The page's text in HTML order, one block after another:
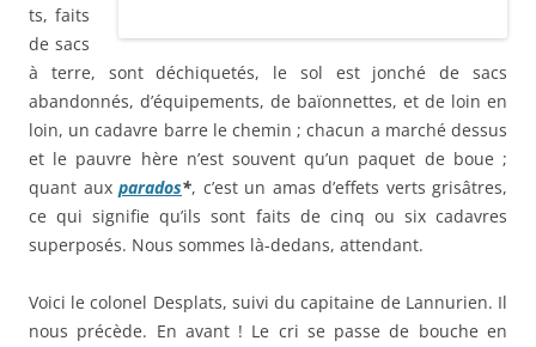
nous précède. En avant ! Le cri se passe de bouche en
bouche. Nous longeons la tranchée de deuxième ligne par
bonds de 25 m.
Je suis Gallois qui suit le capitaine Sénéchal. Celui-ci suit le
colonel et le capitaine de Lannurien. Des moments, nous
sommes obligés de ramper. Le parados était éboulé, la
tranchée fait une courbe et nous pouvons être vus à droite.
Nous profitons de semblants de pare-éclats, d’un cadavre
plus des obus tombent drus et près. En route, nous
rencontrons, à gauche et à droite, sous le parapet, des